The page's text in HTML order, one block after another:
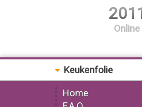
Online
Keukenfolie
Home